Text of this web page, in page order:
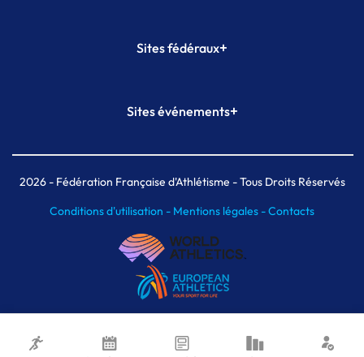
Sites fédéraux+
Plateforme Formation
Sites événements+
Meeting de Paris indoor
MAIF Ekiden de Paris
2026- Fédération Française d'Athlétisme - Tous Droits Réservés
Conditions d'utilisation - Mentions légales -Contacts